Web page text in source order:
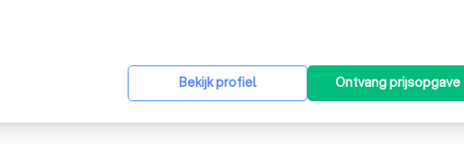
Bekijk profiel Ontvang prijsopgave